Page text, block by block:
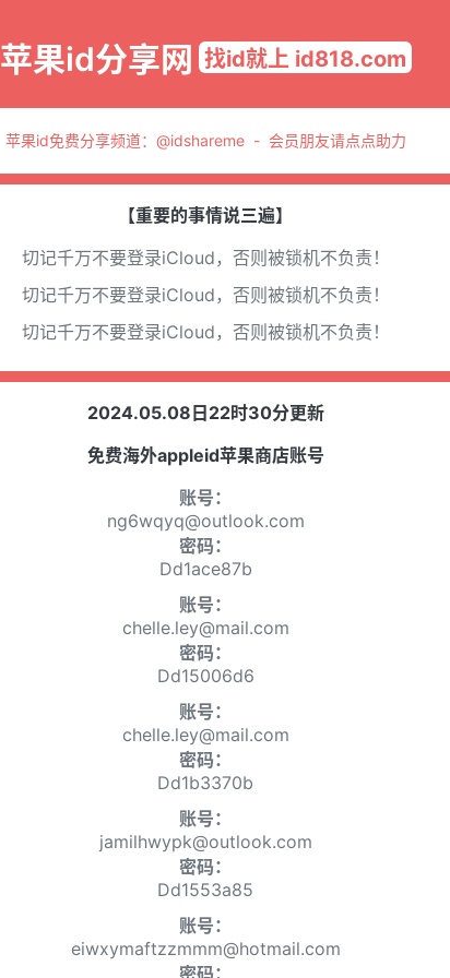
苹果id分享网 找id就上 id818.com
苹果id免费分享频道： @idshareme- 会员朋友请点点助力
【重要的事情说三遍】
切记千万不要登录iCloud，否则被锁机不负责！
切记千万不要登录iCloud，否则被锁机不负责！
切记千万不要登录iCloud，否则被锁机不负责！
2024.05.08日22时30分更新
免费海外appleid苹果商店账号
账号：
ng6wqyq@outlook.com
密码：
Dd1ace87b
账号：
chelle.ley@mail.com
密码：
Dd15006d6
账号：
chelle.ley@mail.com
密码：
Dd1b3370b
账号：
jamilhwypk@outlook.com
密码：
Dd1553a85
账号：
eiwxymaftzzmmm@hotmail.com
密码：